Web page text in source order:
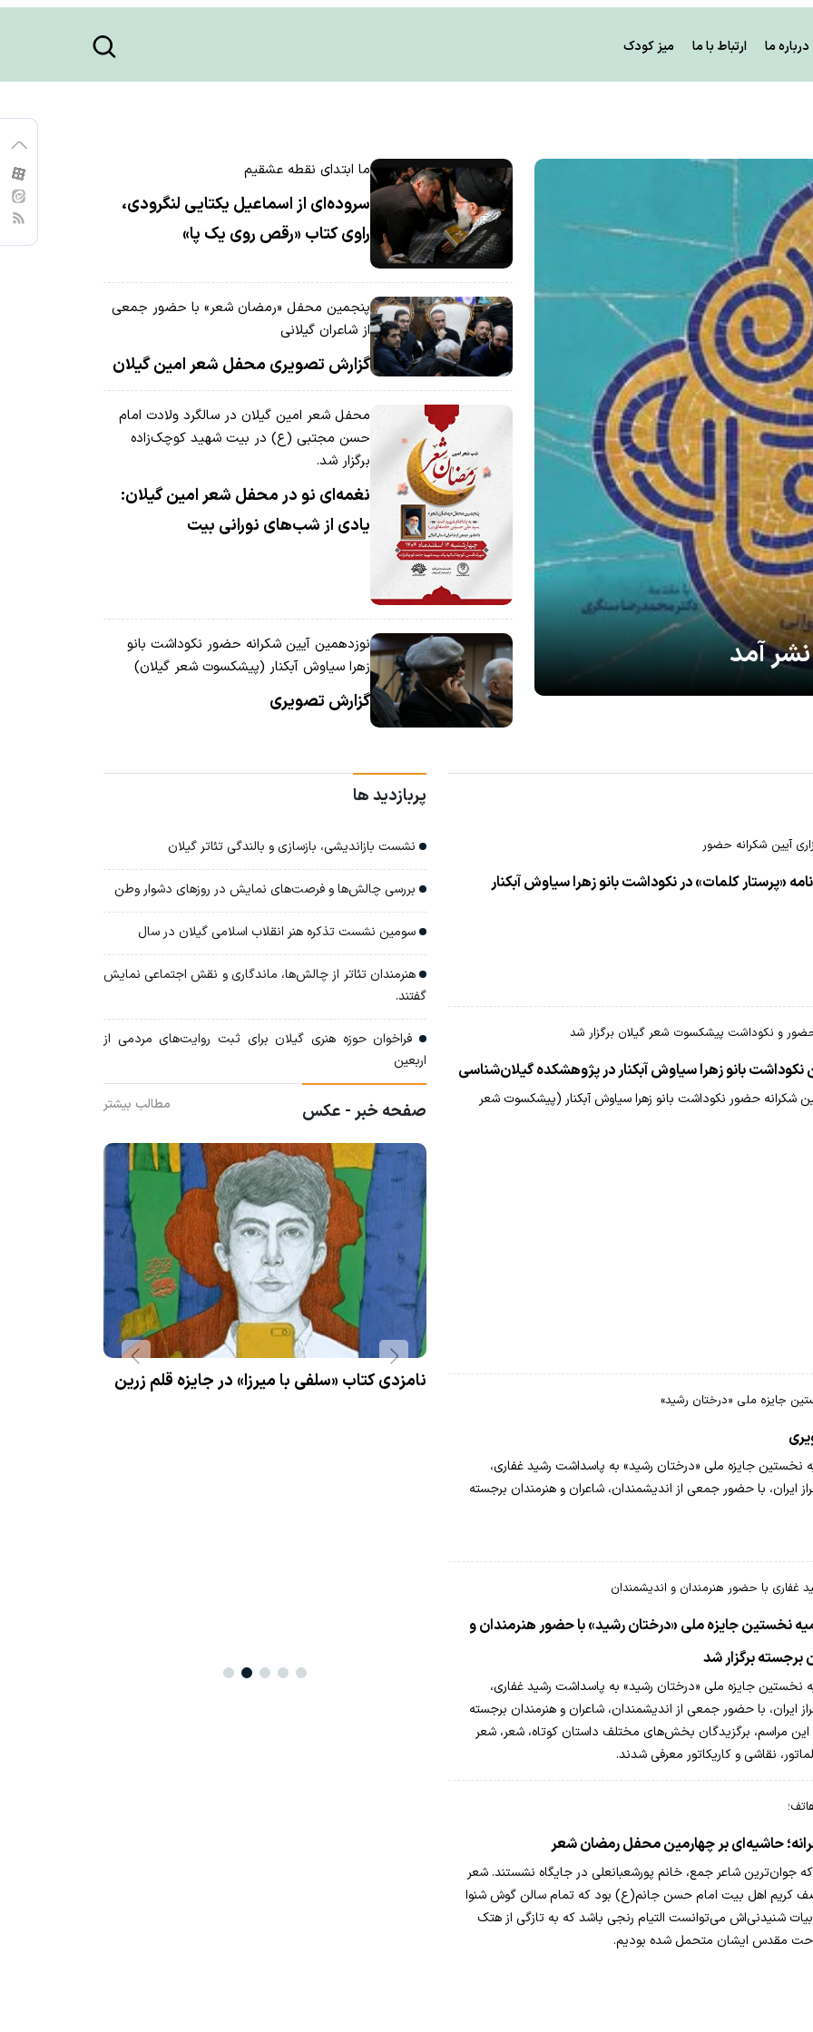
درباره ما ارتباط با ما میز کودک
آمد
ما ابتدای نقطه عشقیم
سروده‌ای از اسماعیل یکتایی لنگرودی،
راوی کتاب «رقص روی یک پا»
پنجمین محفل «رمضان شعر» با حضور جمعی
از شاعران گیلانی
گزارش تصویری محفل شعر امین گیلان
محفل شعر امین گیلان در سالگرد ولادت امام
حسن مجتبی (ع) در بیت شهید کوچک‌زاده
برگزار شد.
نغمه‌ای نو در محفل شعر امین گیلان:
یادی از شب‌های نورانی بیت
نوزدهمین آیین شکرانه حضور نکوداشت بانو
زهرا سیاوش آبکنار (پیشکسوت شعر گیلان)
گزارش تصویری
آیین شکرانه حضور
«پرستار کلمات» در نکوداشت بانو زهرا سیاوش آبکنار
حضور و نکوداشت پیشکسوت شعر گیلان برگزار شد
نکوداشت بانو زهرا سیاوش آبکنار در پژوهشکده گیلان‌شناسی
شکرانه حضور نکوداشت بانو زهرا سیاوش آبکنار (پیشکسوت شعر
جایزه ملی «درختان رشید»
نخستین جایزه ملی «درختان رشید» به پاسداشت رشید غفاری،
ایران، با حضور جمعی از اندیشمندان، شاعران و هنرمندان برجسته
غفاری با حضور هنرمندان و اندیشمندان
نخستین جایزه ملی «درختان رشید» با حضور هنرمندان و
برجسته برگزار شد
نخستین جایزه ملی «درختان رشید» به پاسداشت رشید غفاری،
ایران، با حضور جمعی از اندیشمندان، شاعران و هنرمندان برجسته
این مراسم، برگزیدگان بخش‌های مختلف داستان کوتاه، شعر، شعر
نقاشی و کاریکاتور معرفی شدند.
حاشیه‌ای بر چهارمین محفل رمضان شعر
جوان‌ترین شاعر جمع، خانم پورشعبانعلی در جایگاه نشستند. شعر
کریم اهل بیت امام حسن جانم(ع) بود که تمام سالن گوش شنوا
شنیدنی‌اش می‌توانست التیام رنجی باشد که به تازگی از هتک
مقدس ایشان متحمل شده بودیم.
پربازدید ها
نشست بازاندیشی، بازسازی و بالندگی تئاتر گیلان
بررسی چالش‌ها و فرصت‌های نمایش در روزهای دشوار وطن
سومین نشست تذکره هنر انقلاب اسلامی گیلان در سال
هنرمندان تئاتر از چالش‌ها، ماندگاری و نقش اجتماعی نمایش
گفتند.
فراخوان حوزه هنری گیلان برای ثبت روایت‌های مردمی از
اربعین
صفحه خبر - عکس مطالب بیشتر
اهدای کتاب‌های هنری و ادبی به کتابخانه حوزه
نامزدی کتاب «سلفی با میرزا» در جایزه قلم زرین